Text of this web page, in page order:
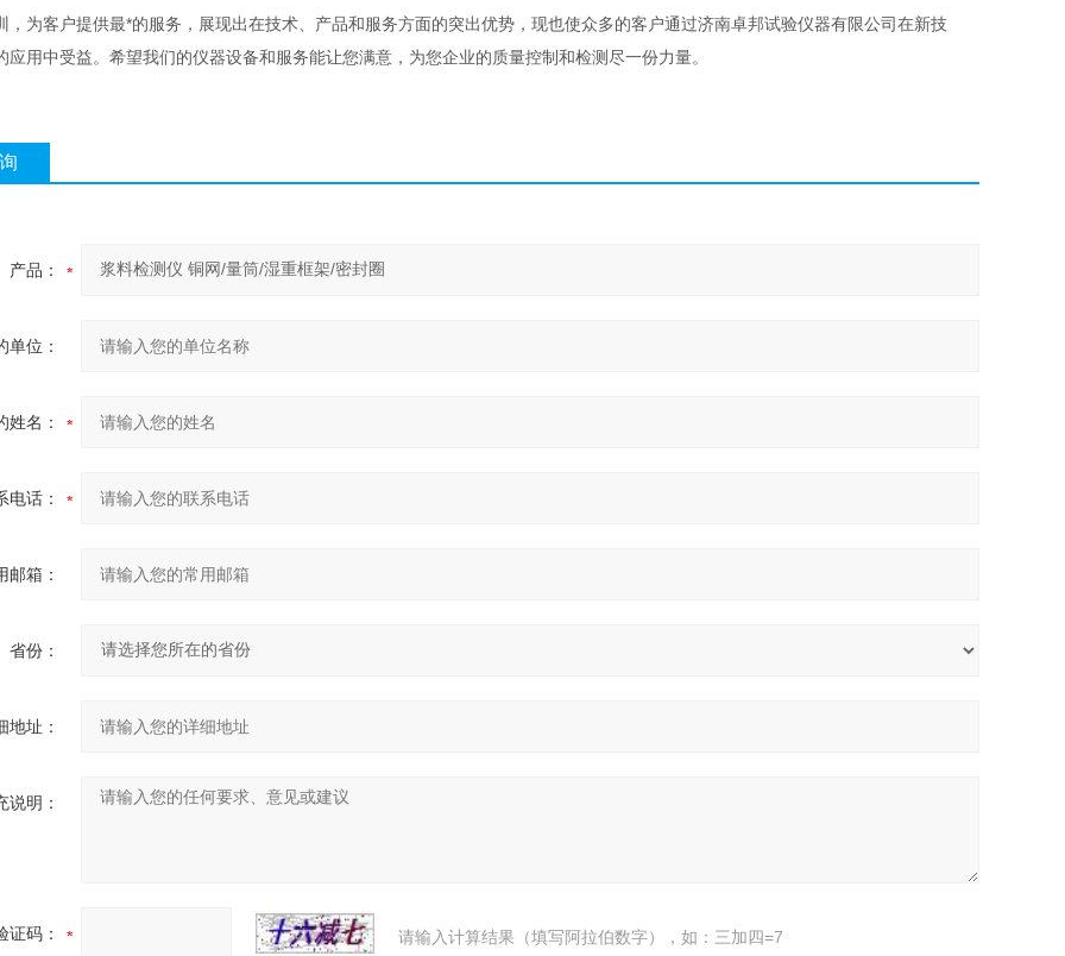
，为客户提供最*的服务，展现出在技术、产品和服务方面的突出优势，现也使众多的客户通过济南卓邦试验仪器有限公司在新技
应用中受益。希望我们的仪器设备和服务能让您满意，为您企业的质量控制和检测尽一份力量。
产品：
单位：
姓名：
电话：
邮箱：
省份：
地址：
说明：
证码： 请输入计算结果（填写阿拉伯数字），如：三加四=7